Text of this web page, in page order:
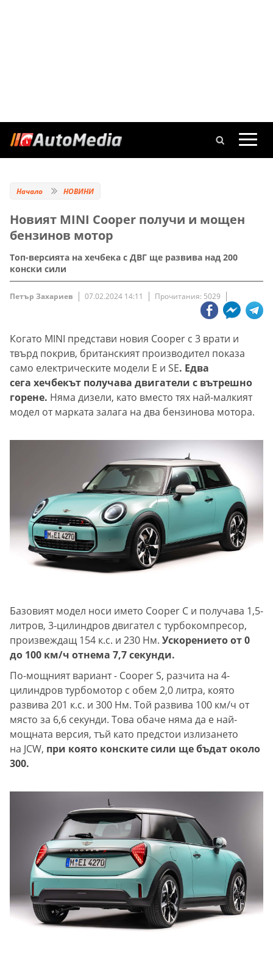
Начало НОВИНИ
Новият MINI Cooper получи и мощен
бензинов мотор
Топ-версията на хечбека с ДВГ ще развива над 200
конски сили
Петър Захариев 07.02.2024 14:11 Прочитания: 5029
Когато MINI представи новия Cooper с 3 врати и
твърд покрив, британският производител показа
само електрическите модели E и SE. Едва
сега хечбекът получава двигатели с вътрешно
горене. Няма дизели, като вместо тях най-малкият
модел от марката залага на два бензинова мотора.
Базовият модел носи името Cooper C и получава 1,5-
литров, 3-цилиндров двигател с турбокомпресор,
произвеждащ 154 к.с. и 230 Нм. Ускорението от 0
до 100 км/ч отнема 7,7 секунди.
По-мощният вариант - Cooper S, разчита на 4-
цилиндров турбомотор с обем 2,0 литра, която
развива 201 к.с. и 300 Нм. Той развива 100 км/ч от
място за 6,6 секунди. Това обаче няма да е най-
мощната версия, тъй като предстои излизането
на JCW, при която конските сили ще бъдат около
300.